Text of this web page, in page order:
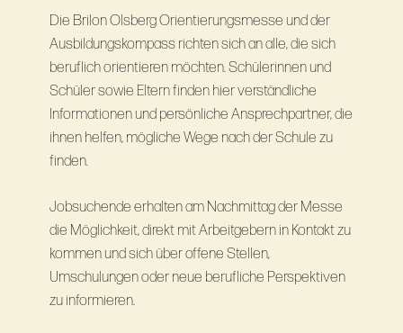
Die Brilon Olsberg Orientierungsmesse und der
Ausbildungskompass richten sich an alle, die sich
beruflich orientieren möchten. Schülerinnen und
Schüler sowie Eltern finden hier verständliche
Informationen und persönliche Ansprechpartner, die
ihnen helfen, mögliche Wege nach der Schule zu
finden.
Jobsuchende erhalten am Nachmittag der Messe
die Möglichkeit, direkt mit Arbeitgebern in Kontakt zu
kommen und sich über offene Stellen,
Umschulungen oder neue berufliche Perspektiven
zu informieren.